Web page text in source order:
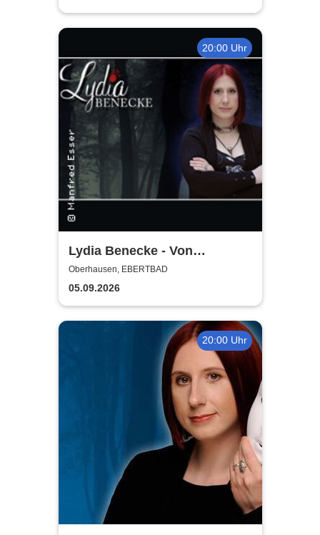
20:00 Uhr
Lydia Benecke - Von
Hochstapelei, Betrug und
Gaslighting
Oberhausen, EBERTBAD
05.09.2026
20:00 Uhr